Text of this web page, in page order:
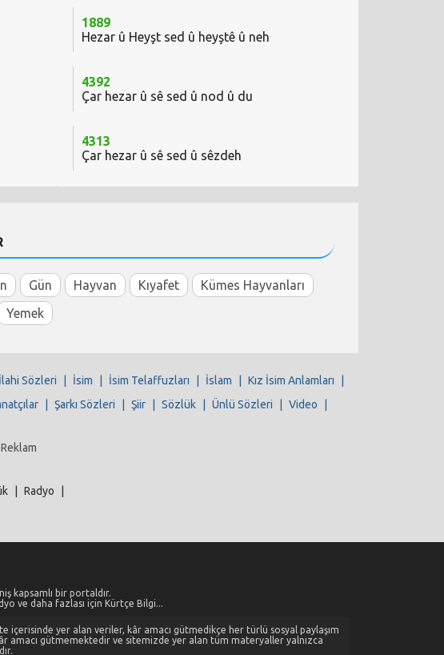
1889
Hezar û Heyşt sed û heyştê û neh
4392
Çar hezar û sê sed û nod û du
4313
Çar hezar û sê sed û sêzdeh
Gün Hayvan Kıyafet
Kümes Hayvanları
Yemek
İlahi Sözleri İsim İsim Telaffuzları İslam Kız İsim Anlamları
Şarkı Sözleri Şiir Sözlük Ünlü Sözleri Video
Reklam
Radyo
kapsamlı bir portaldır.
ve daha fazlası için Kürtçe Bilgi...
yer alan veriler, kâr amacı gütmedikçe her türlü sosyal paylaşım
amacı gütmemektedir ve sitemizde yer alan tüm materyaller yalnızca